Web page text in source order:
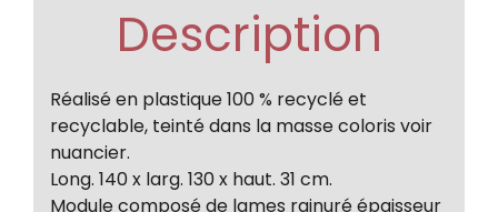
Description
Réalisé en plastique 100 % recyclé et
recyclable, teinté dans la masse coloris voir
nuancier.
Long. 140 x larg. 130 x haut. 31 cm.
Module composé de lames rainuré épaisseur